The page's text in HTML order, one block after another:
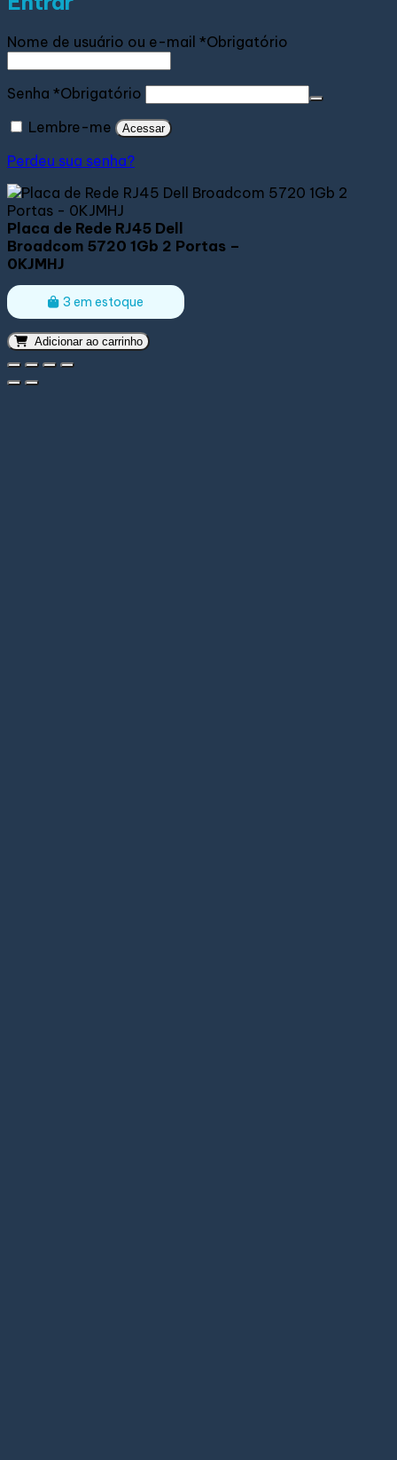
Nome de usuário ou e-mail *Obrigatório
Senha *Obrigatório
Lembre-me
Acessar
Perdeu sua senha?
Placa de Rede RJ45 Dell
Broadcom 5720 1Gb 2 Portas –
0KJMHJ
3 em estoque
Adicionar ao carrinho